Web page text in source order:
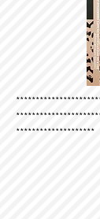
********************